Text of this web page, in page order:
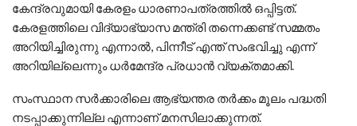
കേന്ദ്രവുമായി കേരളം ധാരണാപത്രത്തിൽ ഒപ്പിട്ടത്.
കേരളത്തിലെ വിദ്യാഭ്യാസ മന്ത്രി തന്നെക്കണ്ട് സമ്മതം
അറിയിച്ചിരുന്നു എന്നാൽ, പിന്നീട് എന്ത് സംഭവിച്ചു എന്ന്
അറിയില്ലെന്നും ധർമേന്ദ്ര പ്രധാൻ വ്യക്തമാക്കി.
സംസ്ഥാന സർക്കാരിലെ ആഭ്യന്തര തർക്കം മൂലം പദ്ധതി
നടപ്പാക്കുന്നില്ല എന്നാണ് മനസിലാക്കുന്നത്.